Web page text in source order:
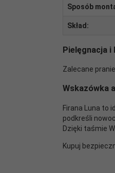
Sposób
Skład:
Pielęgnacja i
Zalecane
Wskazówka
Firana Luna to
podkreśli
Dzięki taśmie
Kupuj